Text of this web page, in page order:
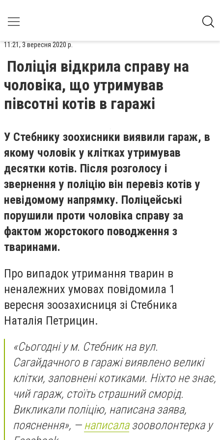
11:21, 3 вересня 2020 р.
Поліція відкрила справу на
чоловіка, що утримував
півсотні котів в гаражі
У Стебнику зоохисники виявили гараж, в
якому чоловік у клітках утримував
десятки котів. Після розголосу і
звернення у поліцію він перевіз котів у
невідомому напрямку. Поліцейські
порушили проти чоловіка справу за
фактом жорстокого поводження з
тваринами.
Про випадок утримання тварин в
неналежних умовах повідомила 1
вересня зоозахисниця зі Стебника
Наталія Петрицин.
«Сьогодні у м. Стебник на вул.
Сагайдачного в гаражі виявлено великі
клітки, заповнені котиками. Ніхто не знає,
чий гараж, стоїть страшний сморід.
Викликали поліцію, написана заява,
пояснення», — написалазооволонтерка у